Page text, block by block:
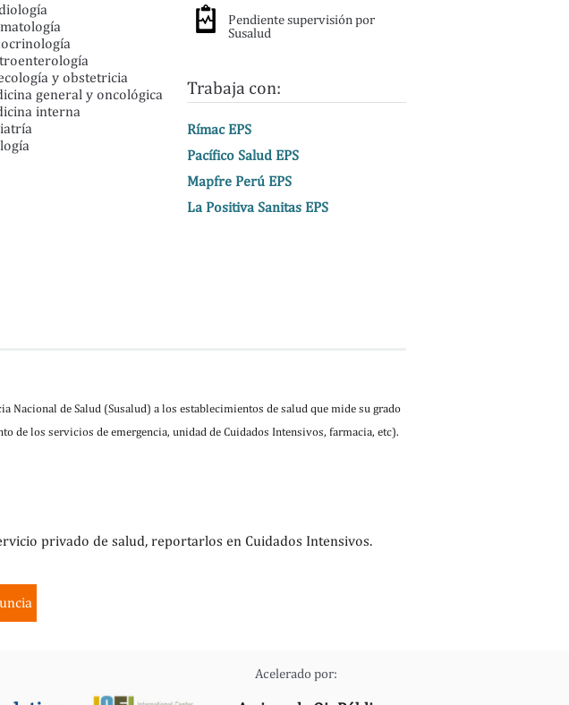
y obstetricia
general y oncológica
interna
Pendiente supervisión por
Susalud
Trabaja con:
Rímac EPS
Pacífico Salud EPS
Mapfre Perú EPS
La Positiva Sanitas EPS
Nacional de Salud (Susalud) a los establecimientos de salud que mide su grado
de los servicios de emergencia, unidad de Cuidados Intensivos, farmacia, etc).
privado de salud, reportarlos en Cuidados Intensivos.
Acelerado por: